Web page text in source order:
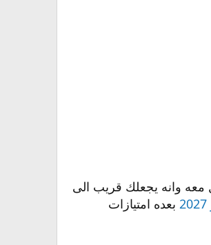
معه وانه يجعلك قريب الى
بعده امتيازات